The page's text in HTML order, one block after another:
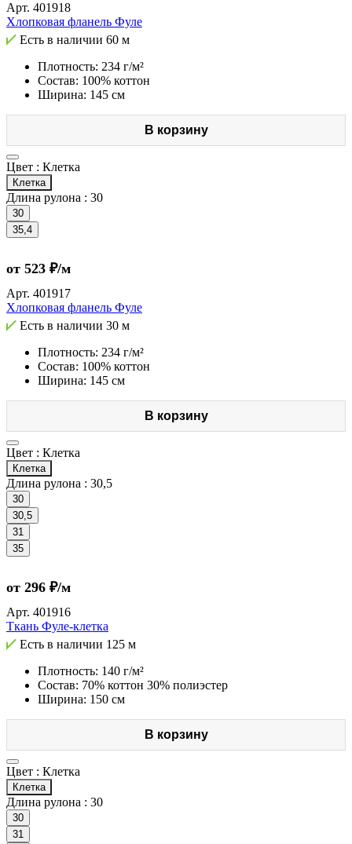
Арт. 401918
Хлопковая фланель Фуле
Есть в наличии 60 м
Плотность: 234 г/м²
Состав: 100% коттон
Ширина: 145 см
В корзину
Цвет : Клетка
Клетка
Длина рулона : 30
30
35,4
от 523 ₽/м
Арт. 401917
Хлопковая фланель Фуле
Есть в наличии 30 м
Плотность: 234 г/м²
Состав: 100% коттон
Ширина: 145 см
В корзину
Цвет : Клетка
Клетка
Длина рулона : 30,5
30
30,5
31
35
от 296 ₽/м
Арт. 401916
Ткань Фуле-клетка
Есть в наличии 125 м
Плотность: 140 г/м²
Состав: 70% коттон 30% полиэстер
Ширина: 150 см
В корзину
Цвет : Клетка
Клетка
Длина рулона : 30
30
31